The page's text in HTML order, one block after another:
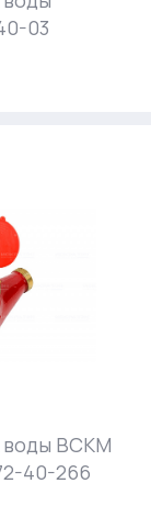
03
воды ВСКМ
40-266